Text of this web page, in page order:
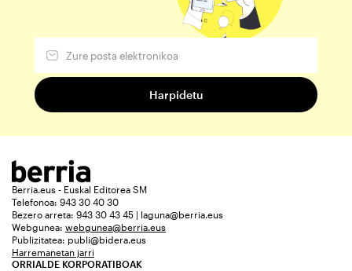
Berria.eus - Euskal Editorea SM
Telefonoa: 943 30 40 30
Bezero arreta: 943 30 43 45 | laguna@berria.eus
Webgunea: webgunea@berria.eus
Publizitatea: publi@bidera.eus
Harremanetan jarri
ORRIALDE KORPORATIBOAK